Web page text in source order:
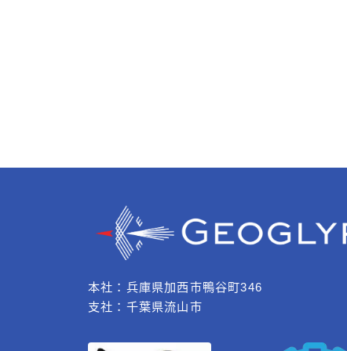
本社：兵庫県加西市鴨谷町346
支社：千葉県流山市